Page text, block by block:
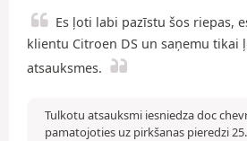
Es ļoti labi pazīstu šos riepas,
klientu Citroen DS un saņemu tikai
atsauksmes.
Tulkotu atsauksmi iesniedza doc
pamatojoties uz pirkšanas pieredzi